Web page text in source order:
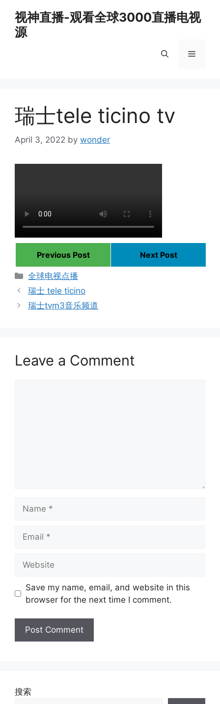
content
视神直播-观看全球3000直播电视
源
Menu
瑞士tele ticino tv
April 3, 2022 by wonder
Previous Post
Next Post
Categories
全球电视点播
瑞士 tele ticino
瑞士tvm3音乐频道
Leave a Comment
Save my name, email, and website in this
browser for the next time I comment.
搜索